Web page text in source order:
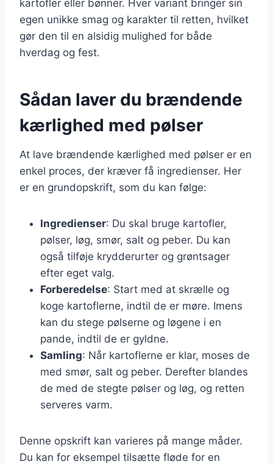
kartofler eller bønner. Hver variant bringer sin
egen unikke smag og karakter til retten, hvilket
gør den til en alsidig mulighed for både
hverdag og fest.
Sådan laver du brændende
kærlighed med pølser
At lave brændende kærlighed med pølser er en
enkel proces, der kræver få ingredienser. Her
er en grundopskrift, som du kan følge:
Ingredienser: Du skal bruge kartofler,
pølser, løg, smør, salt og peber. Du kan
også tilføje krydderurter og grøntsager
efter eget valg.
Forberedelse: Start med at skrælle og
koge kartoflerne, indtil de er møre. Imens
kan du stege pølserne og løgene i en
pande, indtil de er gyldne.
Samling: Når kartoflerne er klar, moses de
med smør, salt og peber. Derefter blandes
de med de stegte pølser og løg, og retten
serveres varm.
Denne opskrift kan varieres på mange måder.
Du kan for eksempel tilsætte fløde for en